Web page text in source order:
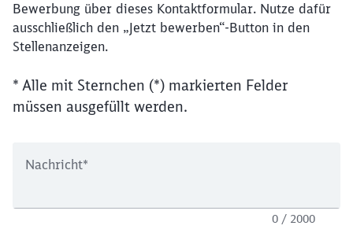
Bewerbung über dieses Kontaktformular. Nutze dafür
ausschließlich den „Jetzt bewerben“-Button in den
Stellenanzeigen.
* Alle mit Sternchen (*) markierten Felder
müssen ausgefüllt werden.
Nachricht*
0 / 2000